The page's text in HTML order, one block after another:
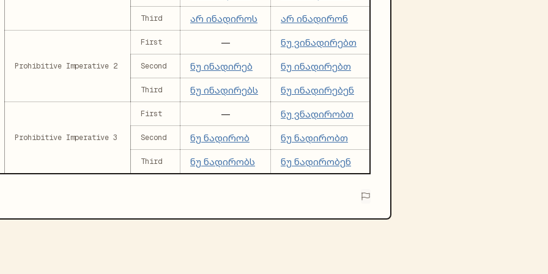
Third არ ინადიროს არ ინადირონ
Prohibitive Imperative 2
First — ნუ ვინადირებთ
Second ნუ ინადირებ ნუ ინადირებთ
Third ნუ ინადირებს ნუ ინადირებენ
Prohibitive Imperative 3
First — ნუ ვნადირობთ
Second ნუ ნადირობ ნუ ნადირობთ
Third ნუ ნადირობს ნუ ნადირობენ